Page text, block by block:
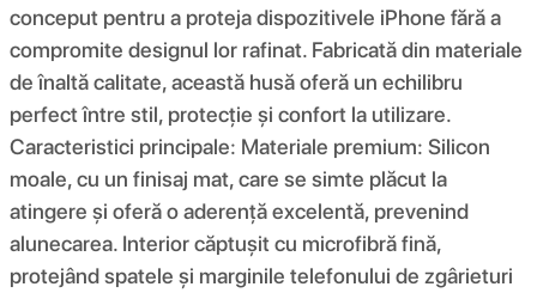
conceput pentru a proteja dispozitivele iPhone fără a
compromite designul lor rafinat. Fabricată din materiale
de înaltă calitate, această husă oferă un echilibru
perfect între stil, protecție și confort la utilizare.
Caracteristici principale: Materiale premium: Silicon
moale, cu un finisaj mat, care se simte plăcut la
atingere și oferă o aderență excelentă, prevenind
alunecarea. Interior căptușit cu microfibră fină,
protejând spatele și marginile telefonului de zgârieturi